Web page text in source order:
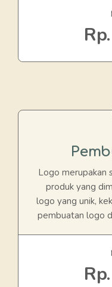
Logo merupakan
produk yang
logo yang unik,
pembuatan logo